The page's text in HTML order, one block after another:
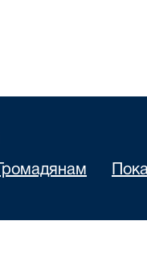
Громадянам